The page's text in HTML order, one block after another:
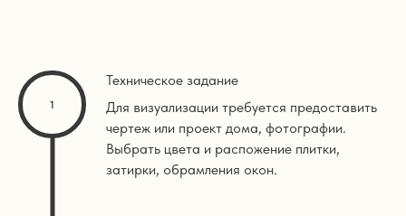
Техническое задание
Для визуализации требуется предоставить
чертеж или проект дома, фотографии.
Выбрать цвета и распожение плитки,
затирки, обрамления окон.